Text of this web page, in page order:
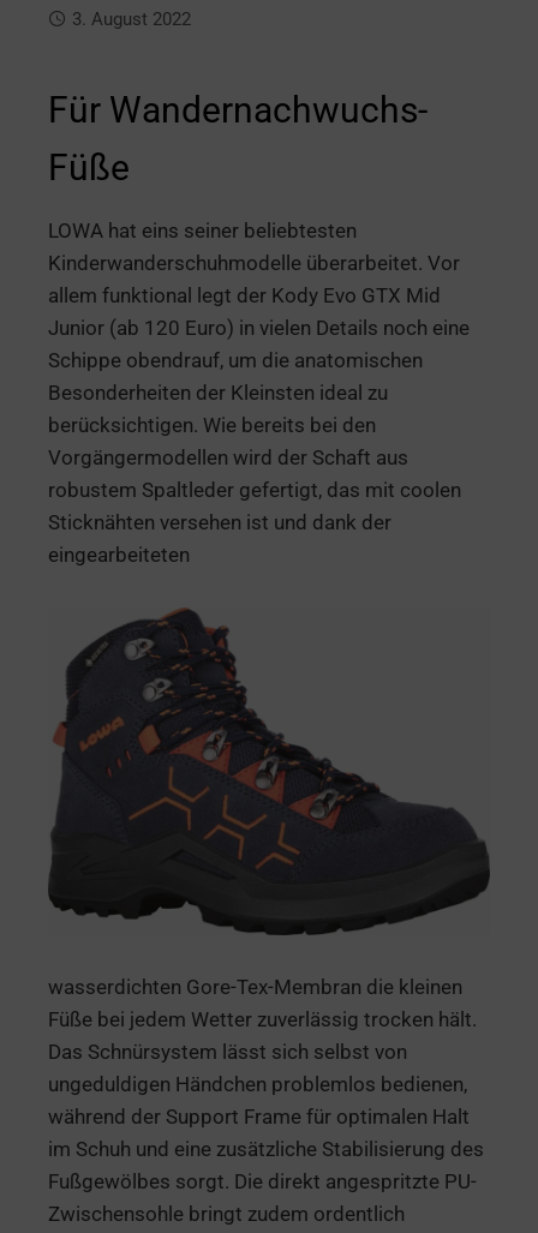
3. August 2022
Für Wandernachwuchs-
Füße
LOWA hat eins seiner beliebtesten
Kinderwanderschuhmodelle überarbeitet. Vor
allem funktional legt der Kody Evo GTX Mid
Junior (ab 120 Euro) in vielen Details noch eine
Schippe obendrauf, um die anatomischen
Besonderheiten der Kleinsten ideal zu
berücksichtigen. Wie bereits bei den
Vorgängermodellen wird der Schaft aus
robustem Spaltleder gefertigt, das mit coolen
Sticknähten versehen ist und dank der
eingearbeiteten
wasserdichten Gore-Tex-Membran die kleinen
Füße bei jedem Wetter zuverlässig trocken hält.
Das Schnürsystem lässt sich selbst von
ungeduldigen Händchen problemlos bedienen,
während der Support Frame für optimalen Halt
im Schuh und eine zusätzliche Stabilisierung des
Fußgewölbes sorgt. Die direkt angespritzte PU-
Zwischensohle bringt zudem ordentlich